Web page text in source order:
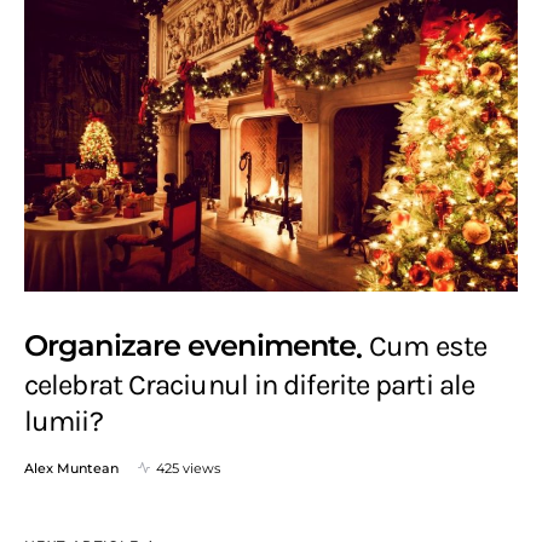
Organizare evenimente Cum este
celebrat Craciunul in diferite parti ale
lumii?
Alex Muntean 425 views